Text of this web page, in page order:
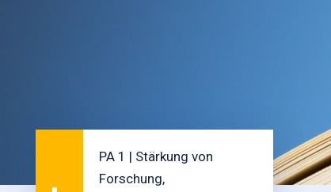
PA 1 | Stärkung von
Forschung,